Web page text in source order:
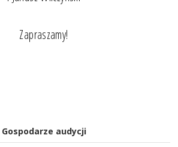
Zapraszamy!
Gospodarze audycji